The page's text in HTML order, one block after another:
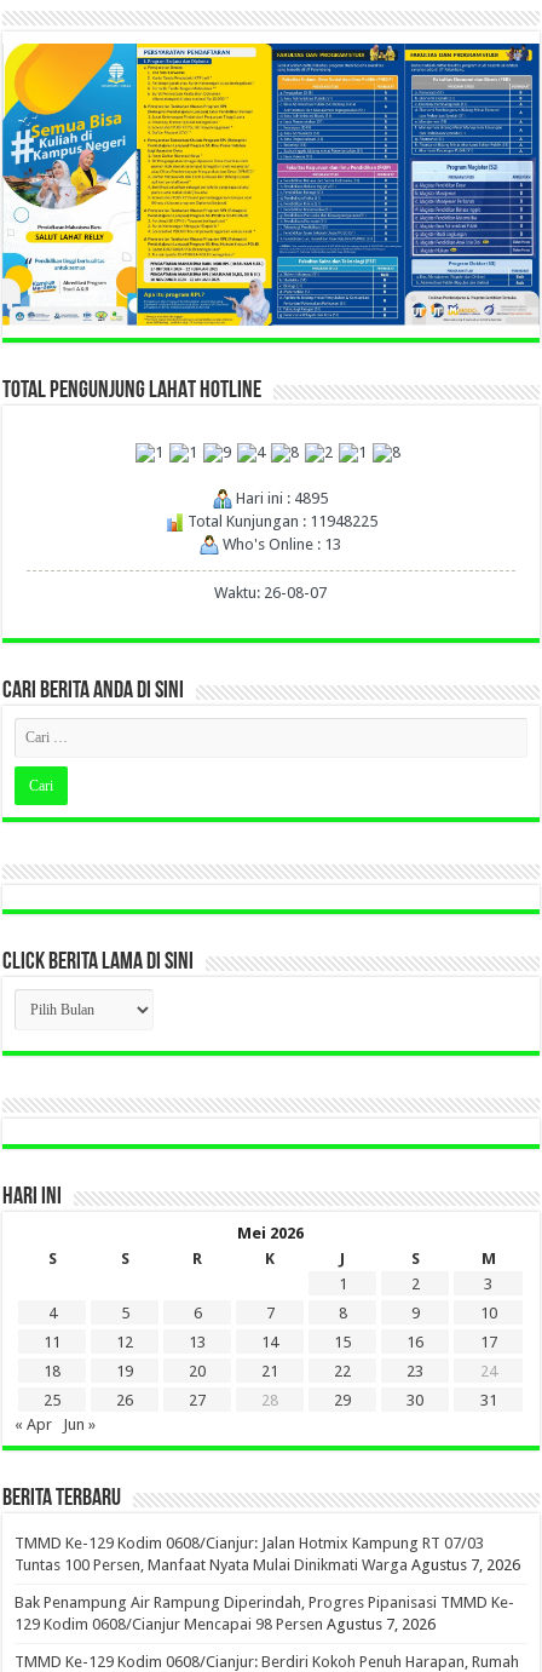
TOTAL PENGUNJUNG LAHAT HOTLINE
Hari ini : 4895
Total Kunjungan : 11948225
Who's Online : 13
Waktu: 26-08-07
CARI BERITA ANDA DI SINI
CLICK BERITA LAMA DI SINI
CLICK
BERITA
LAMA
DI
HARI INI
Mei 2026
S
S R K J S
M
1
2
3
4
5 6 7 8 9
10
11
12 13 14 15 16
17
18
19 20 21 22 23
24
25
26 27 28 29 30
31
« Apr
Jun »
BERITA TERBARU
TMMD Ke-129 Kodim 0608/Cianjur: Jalan Hotmix Kampung RT 07/03
Tuntas 100 Persen, Manfaat Nyata Mulai Dinikmati Warga Agustus 7, 2026
Bak Penampung Air Rampung Diperindah, Progres Pipanisasi TMMD Ke-
129 Kodim 0608/Cianjur Mencapai 98 Persen Agustus 7, 2026
TMMD Ke-129 Kodim 0608/Cianjur: Berdiri Kokoh Penuh Harapan, Rumah